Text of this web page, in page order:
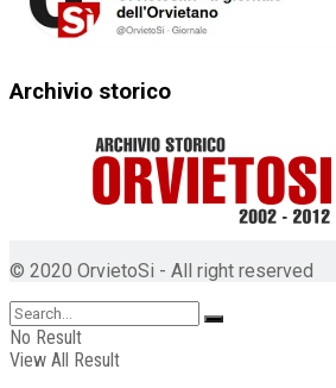
Archivio storico
© 2020 OrvietoSi - All right reserved
No Result
View All Result